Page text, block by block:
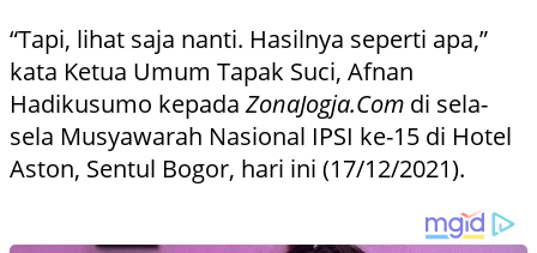
“Tapi, lihat saja nanti. Hasilnya seperti apa,”
kata Ketua Umum Tapak Suci, Afnan
Hadikusumo kepada ZonaJogja.Com di sela-
sela Musyawarah Nasional IPSI ke-15 di Hotel
Aston, Sentul Bogor, hari ini (17/12/2021).